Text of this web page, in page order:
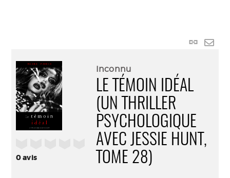
Lien
0avis
Inconnu
LE TÉMOIN IDÉAL
(UN THRILLER
PSYCHOLOGIQUE
AVEC JESSIE HUNT,
TOME 28)